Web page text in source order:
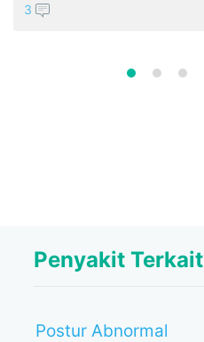
3
Penyakit Terkait
Postur Abnormal